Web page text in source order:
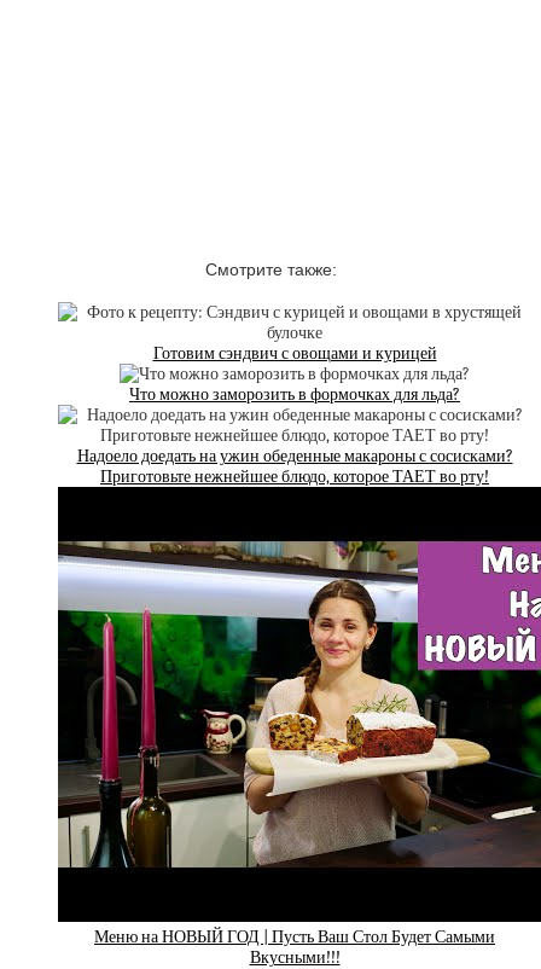
Смотрите также:
Готовим сэндвич с овощами и курицей
Что можно заморозить в формочках для льда?
Надоело доедать на ужин обеденные макароны с сосисками?
Приготовьте нежнейшее блюдо, которое ТАЕТ во рту!
Меню на НОВЫЙ ГОД | Пусть Ваш Стол Будет Самыми
Вкусными!!!